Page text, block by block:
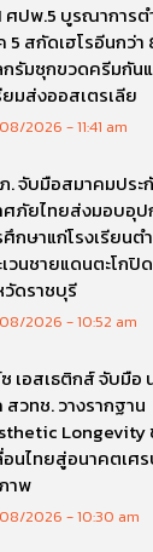
ศปพ.5 บูรณาการต
5 สกัดเฮโรอีนกว่า
กรัมซุกขวดครีมกัน
ยมส่งออสเตรเลีย
2026 11:41 am
. จับมือสมาคมประ
ศภัยไทยส่งมอบอุ
กษาแก่โรงเรียนต
เวนชายแดนตะโกปิ
วัดราชบุรี
2026 10:52 am
เอสเธติกส์ จับมือ
สวทช. วางรากฐาน
Longevity
อนไทยสู่อนาคตเศ
าพ
2026 10:30 am